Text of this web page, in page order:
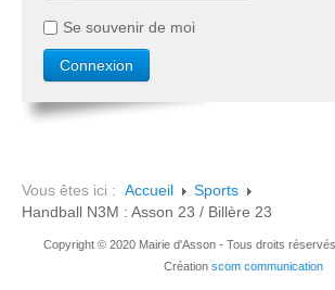
Se souvenir de moi
Vous êtes ici : Accueil
Sports
Handball N3M : Asson 23 / Billère 23
Copyright © 2020 Mairie d'Asson - Tous droits
Création scom communication